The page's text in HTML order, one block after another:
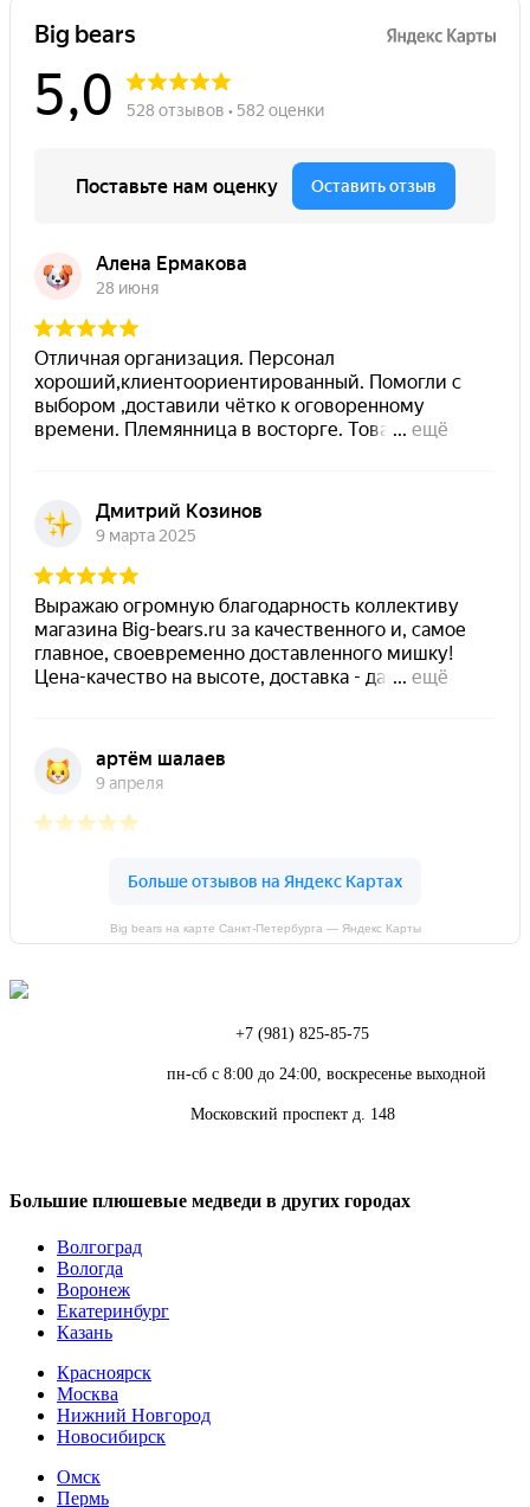
Big bears на карте Санкт‑Петербурга — Яндекс Карты
+7 (981) 825-85-75
пн-сб с 8:00 до 24:00, воскресенье выходной
Московский проспект д. 148
Большие плюшевые медведи в других городах
Волгоград
Вологда
Воронеж
Екатеринбург
Казань
Красноярск
Москва
Нижний Новгород
Новосибирск
Омск
Пермь